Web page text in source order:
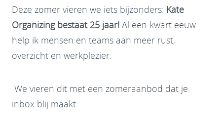
Deze zomer vieren we iets bijzonders: Kate
Organizing bestaat 25 jaar! Al een kwart eeuw
help ik mensen en teams aan meer rust,
overzicht en werkplezier.
We vieren dit met een zomeraanbod dat je
inbox blij maakt: